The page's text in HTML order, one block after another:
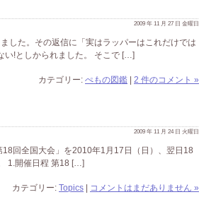
2009 年 11 月 27 日 金曜日
した。その返信に「実はラッパーはこれだけでは
い!としかられました。 そこで […]
カテゴリー: ぺもの図鑑 2 件のコメント »
2009 年 11 月 24 日 火曜日
回全国大会」を2010年1月17日（日）、翌日18
1.開催日程 第18 […]
カテゴリー: Topics コメントはまだありません »